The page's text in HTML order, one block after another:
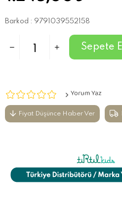
Barkod : 9791039552158
Yorum Yaz
Fiyat Düşünce Haber Ver